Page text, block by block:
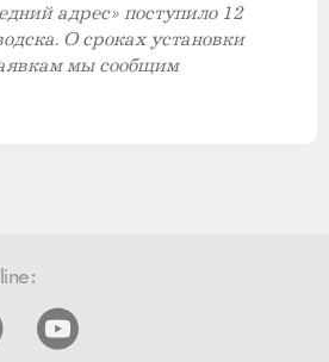
адрес» поступило 12
О сроках установки
мы сообщим